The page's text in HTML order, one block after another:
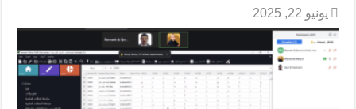
يونيو 22, 2025